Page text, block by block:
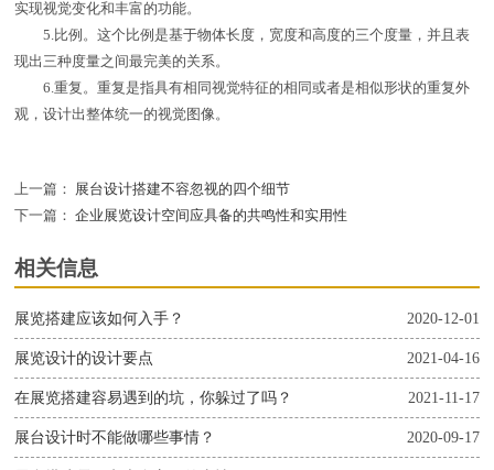
实现视觉变化和丰富的功能。
5.比例。这个比例是基于物体长度，宽度和高度的三个度量，并且表
现出三种度量之间最完美的关系。
6.重复。重复是指具有相同视觉特征的相同或者是相似形状的重复外
观，设计出整体统一的视觉图像。
上一篇：
展台设计搭建不容忽视的四个细节
下一篇： 企业展览设计空间应具备的共鸣性和实用性
相关信息
2020-12-01
展览搭建应该如何入手？
2021-04-16
展览设计的设计要点
2021-11-17
在展览搭建容易遇到的坑，你躲过了吗？
2020-09-17
展台设计时不能做哪些事情？